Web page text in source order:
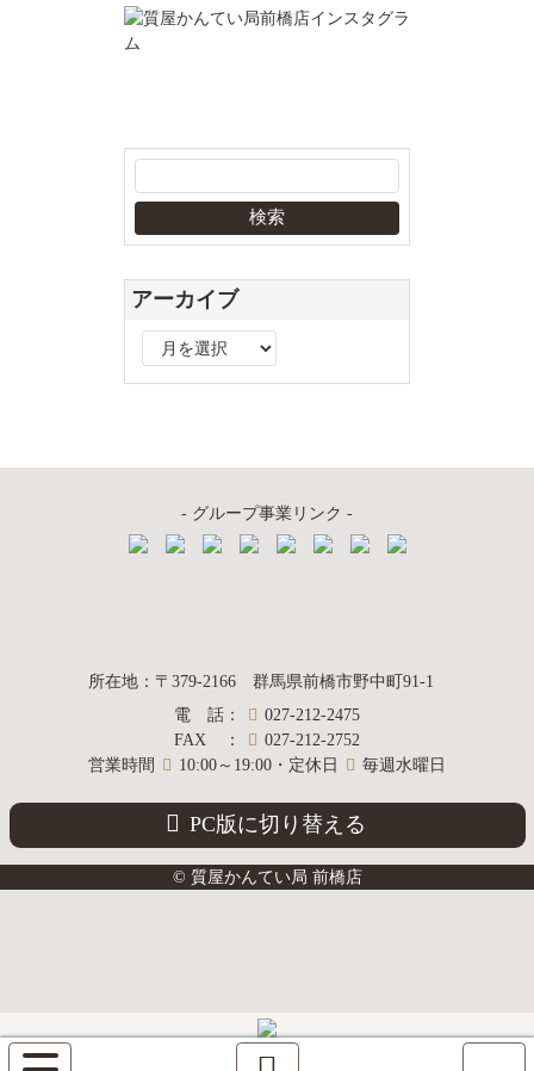
アーカイブ
ー
- グループ事業リンク -
質屋かんてい局
前橋店
所在地 ： 〒379-2166群馬県前橋市野中町91-1
電話 ：
027-212-2475
FAX
：
027-212-2752
営業時間
10:00～19:00・定休日 毎週水曜日
PC版に切り替える
© 質屋かんてい局 前橋店
サ